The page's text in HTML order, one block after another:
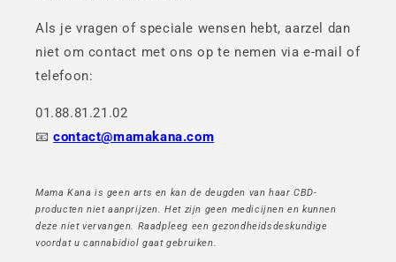
Als je vragen of speciale wensen hebt, aarzel dan
niet om contact met ons op te nemen via e-mail of
telefoon:
01.88.81.21.02
📧contact@mamakana.com
Mama Kana is geen arts en kan de deugden van haar CBD-
producten niet aanprijzen. Het zijn geen medicijnen en kunnen
deze niet vervangen. Raadpleeg een gezondheidsdeskundige
voordat u cannabidiol gaat gebruiken.